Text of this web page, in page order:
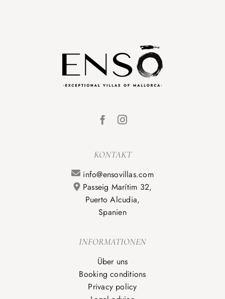
KONTAKT
info@ensovillas.com
Passeig Marítim 32,
Puerto Alcudia,
Spanien
INFORMATIONEN
Über uns
Booking conditions
Privacy policy